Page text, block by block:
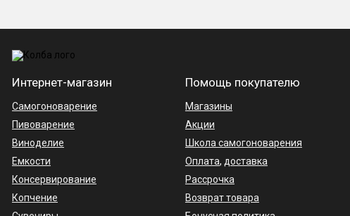
Интернет-магазин
Самогоноварение
Пивоварение
Виноделие
Емкости
Консервирование
Копчение
Помощь покупателю
Магазины
Акции
Школа самогоноварения
Оплата, доставка
Рассрочка
Возврат товара